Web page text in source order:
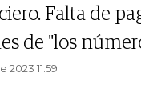
Falta de
de "los
2023 11.59